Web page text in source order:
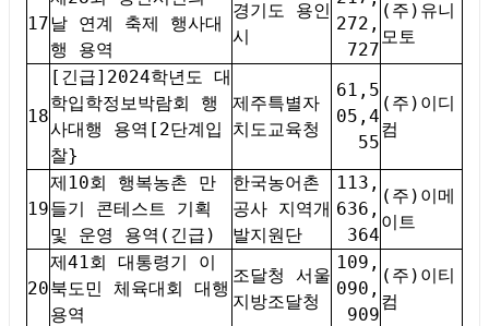
17날 연계 축제 행사대
행 용역
경기도 용인
시
272,
727
(주)유니
모토
18
[긴급]2024학년도 대
학입학정보박람회 행
사대행 용역[2단계입
찰}
제주특별자
치도교육청
61,5
05,4
55
(주)이디
컴
19
제10회 행복농촌 만
들기 콘테스트 기획
및 운영 용역(긴급)
한국농어촌
공사 지역개
발지원단
113,
636,
364
(주)이메
이트
20
제41회 대통령기 이
북도민 체육대회 대행
용역
조달청 서울
지방조달청
109,
090,
909
(주)이티
컴